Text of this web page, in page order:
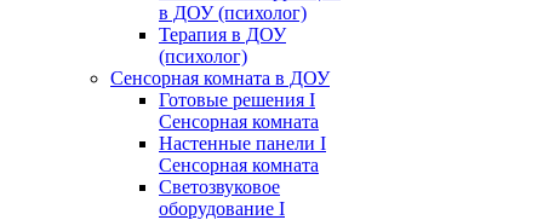
в ДОУ (психолог)
Терапия в ДОУ
(психолог)
Сенсорная комната в ДОУ
Готовые решения I
Сенсорная комната
Настенные панели I
Сенсорная комната
Светозвуковое
оборудование I